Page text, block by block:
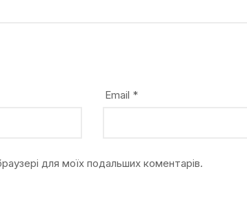
Email *
для моїх подальших коментарів.